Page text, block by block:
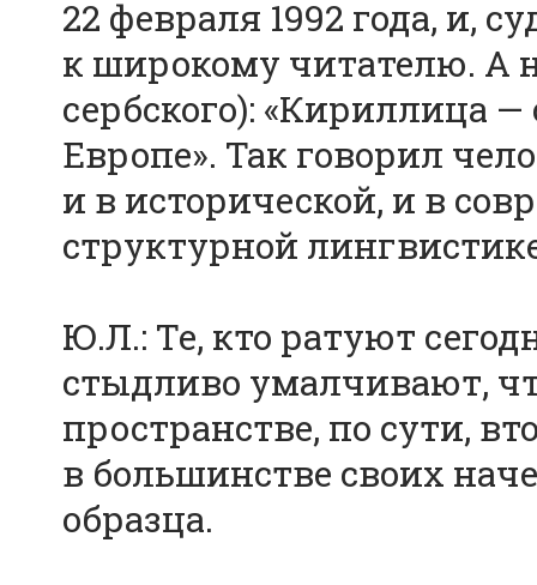
22 февраля 1992 года, и,
к широкому читателю. А
сербского): «Кириллица
Европе». Так говорил
и в исторической, и в
структурной
Ю.Л.: Те, кто ратуют
стыдливо умалчивают,
пространстве, по сути,
в большинстве своих
образца.